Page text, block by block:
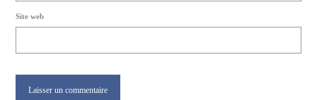
Site web